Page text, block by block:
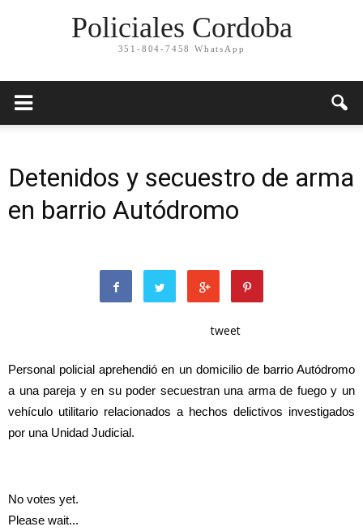
Policiales Cordoba
351-804-7458 WhatsApp
Detenidos y secuestro de arma
en barrio Autódromo
tweet
Personal policial aprehendió en un domicilio de barrio Autódromo
a una pareja y en su poder secuestran una arma de fuego y un
vehículo utilitario relacionados a hechos delictivos investigados
por una Unidad Judicial.
No votes yet.
Please wait...